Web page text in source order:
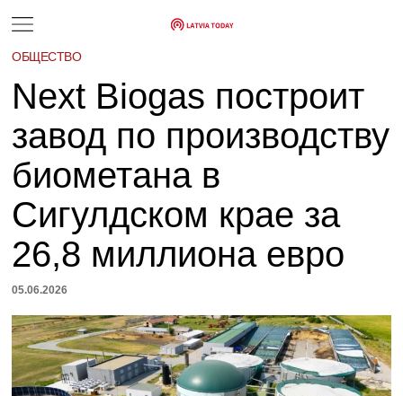
ОБЩЕСТВО
Next Biogas построит
завод по производству
биометана в
Сигулдском крае за
26,8 миллиона евро
05.06.2026